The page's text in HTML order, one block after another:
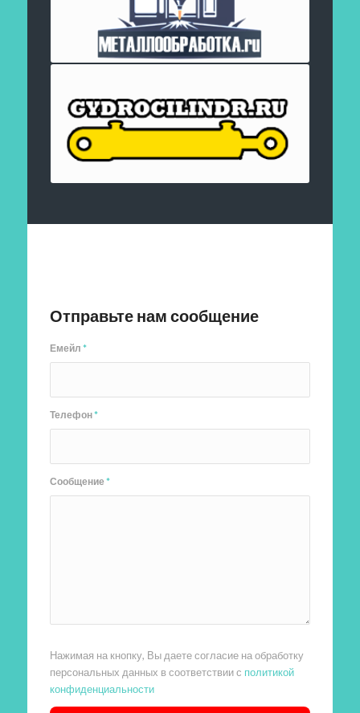
Отправьте нам сообщение
Емейл*
Телефон*
Сообщение*
Нажимая на кнопку, Вы даете согласие на обработку
персональных данных в соответствии с политикой
конфиденциальности